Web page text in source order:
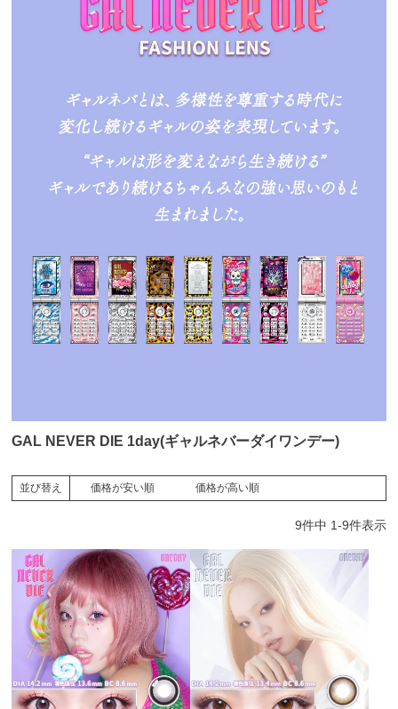
GAL NEVER DIE 1day(ギャルネバーダイワンデー)
並び替え 価格が安い順 価格が高い順
9件中 1-9件表示